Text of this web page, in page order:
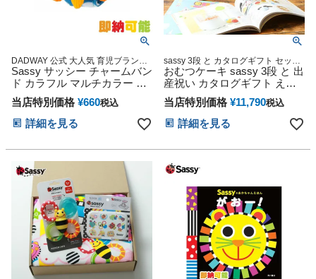
DADWAY 公式 大人気 育児ブランド
キャラクター 雑貨 グッズ通販 出産
記念 小物 ダッドウェイ オンライン
Sassy サッシー チャームバン
ド カラフル マルチカラー お
ひさま にこにこリストラトル
当店特別価格 ¥660税込
詳細を見る
sassy 3段 と カタログギフト セット
出産祝い おむつケーキ
おむつケーキ sassy 3段 と 出
産祝い カタログギフト えら
んで わくわく セット ハーモ
ニック
当店特別価格 ¥11,790税込
詳細を見る